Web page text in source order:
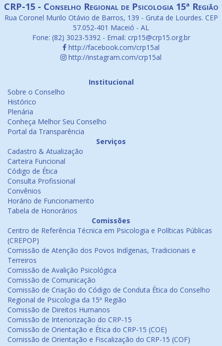
CRP-15 - Conselho Regional de Psicologia 15ª Região
Rua Coronel Murilo Otávio de Barros, 139 - Gruta de Lourdes. CEP
57.052-401 Maceió - AL
Fone: (82) 3023-5392 - Email: crp15@crp15.org.br
http://facebook.com/crp15al
http://instagram.com/crp15al
Institucional
Sobre o Conselho
Histórico
Plenária
Conheça Melhor Seu Conselho
Portal da Transparência
Serviços
Cadastro & Atualização
Carteira Funcional
Código de Ética
Consulta Profissional
Convênios
Horário de Funcionamento
Tabela de Honorários
Comissões
Centro de Referência Técnica em Psicologia e Políticas Públicas
(CREPOP)
Comissão de Atenção dos Povos Indígenas, Tradicionais e
Terreiros
Comissão de Avalição Psicológica
Comissão de Comunicação
Comissão de Criação do Código de Conduta Ética do Conselho
Regional de Psicologia da 15ª Região
Comissão de Direitos Humanos
Comissão de Interiorização do CRP-15
Comissão de Orientação e Ética do CRP-15 (COE)
Comissão de Orientação e Fiscalização do CRP-15 (COF)